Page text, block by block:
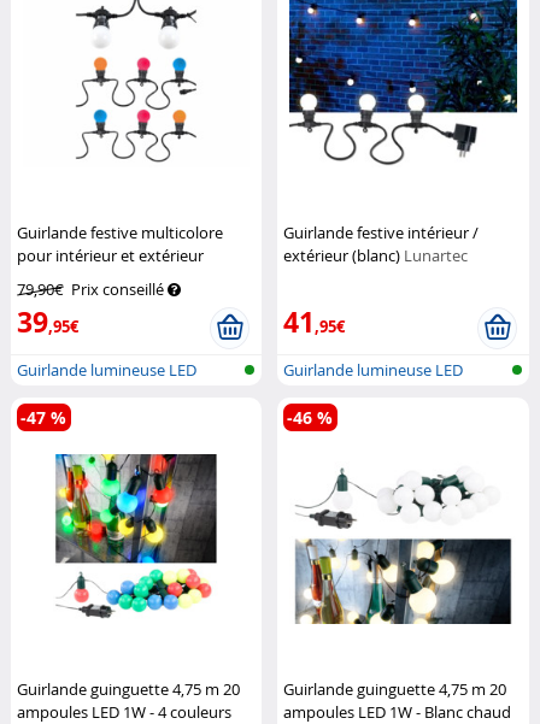
Guirlande festive multicolore
pour intérieur et extérieur
79,90€ Prix conseillé
39,95€
Guirlande lumineuse LED
festive en...
Guirlande festive intérieur /
extérieur (blanc) Lunartec
41,95€
Guirlande lumineuse LED
festive en...
Guirlande guinguette 4,75 m 20
ampoules LED 1W - 4 couleurs
-47 %
Guirlande guinguette 4,75 m 20
ampoules LED 1W - Blanc chaud
-46 %